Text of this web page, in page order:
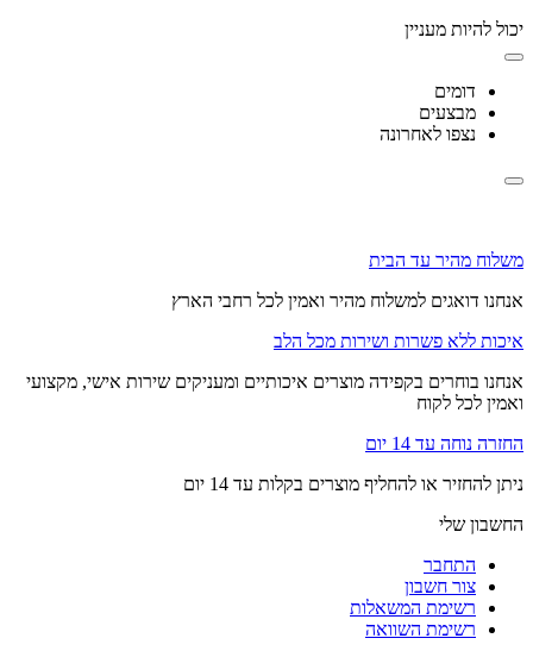
יכול להיות מעניין
דומים
מבצעים
נצפו לאחרונה
משלוח מהיר עד הבית
אנחנו דואגים למשלוח מהיר ואמין לכל רחבי הארץ
איכות ללא פשרות ושירות מכל הלב
אנחנו בוחרים בקפידה מוצרים איכותיים ומעניקים שירות אישי, מקצועי
ואמין לכל לקוח
החזרה נוחה עד 14 יום
ניתן להחזיר או להחליף מוצרים בקלות עד 14 יום
החשבון שלי
התחבר
צור חשבון
רשימת המשאלות
רשימת השוואה